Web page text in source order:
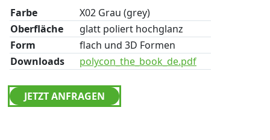
Farbe
X02 Grau (grey)
Oberfläche
glatt poliert hochglanz
Form
flach und 3D Formen
Downloads
polycon_the_book_de.pdf
JETZT ANFRAGEN